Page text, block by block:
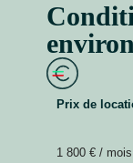
Prix de
1 800 € /